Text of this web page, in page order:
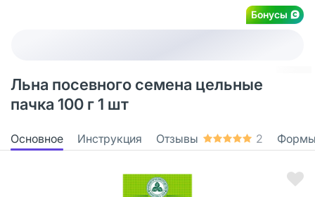
Бонусы
Льна посевного семена цельные
пачка 100 г 1 шт
Основное Инструкция Отзывы 2